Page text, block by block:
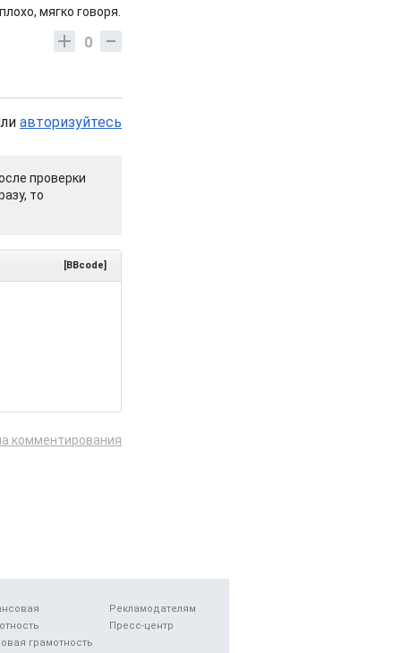
мягко говоря.
0
авторизуйтесь
проверки
то
[BBcode]
комментирования
грамотность
Рекламодателям
Пресс-центр